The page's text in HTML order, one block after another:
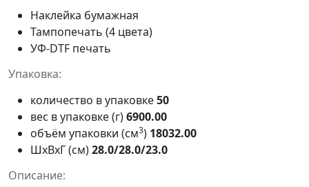
Наклейка бумажная
Тампопечать (4 цвета)
УФ-DTF печать
Упаковка:
количество в упаковке50
вес в упаковке (г)6900.00
объём упаковки (см3) 18032.00
ШxВxГ (см)28.0/28.0/23.0
Описание: